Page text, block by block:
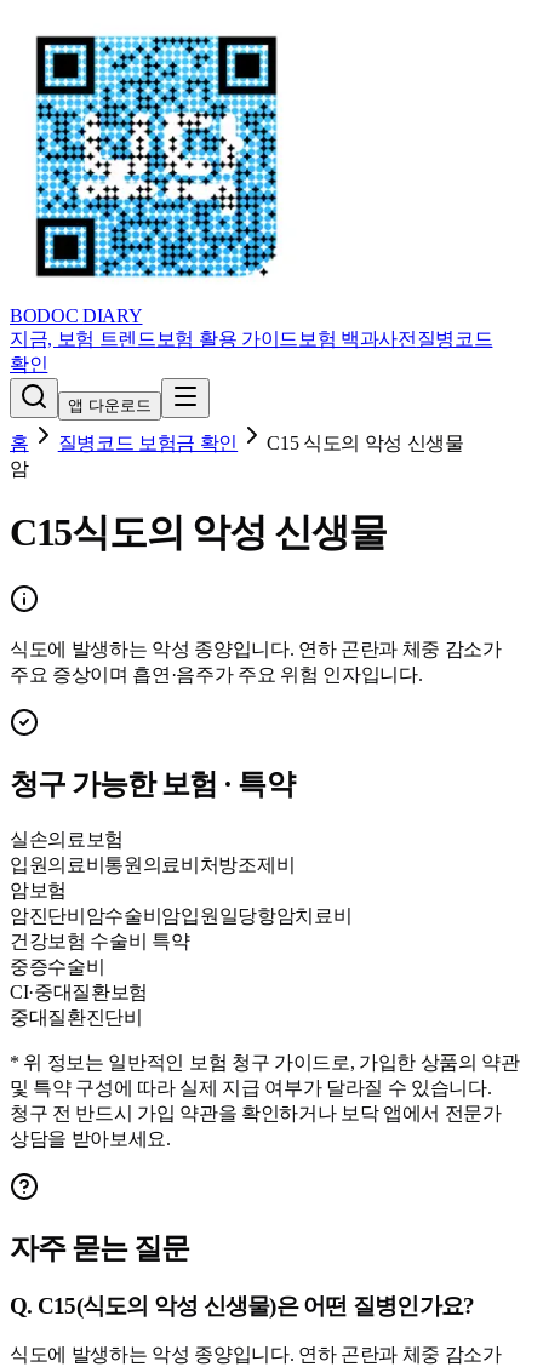
BODOCDIARY
지금, 보험 트렌드 보험 활용 가이드 보험 백과사전 질병코드
확인
앱 다운로드
홈 질병코드 보험금 확인 C15 식도의 악성 신생물
암
C15식도의 악성 신생물
식도에 발생하는 악성 종양입니다. 연하 곤란과 체중 감소가
주요 증상이며 흡연·음주가 주요 위험 인자입니다.
청구 가능한 보험 · 특약
실손의료보험
입원의료비 통원의료비 처방조제비
암보험
암진단비 암수술비 암입원일당항암치료비
건강보험 수술비 특약
중증수술비
CI·중대질환보험
중대질환진단비
* 위 정보는 일반적인 보험 청구 가이드로, 가입한 상품의 약관
및 특약 구성에 따라 실제 지급 여부가 달라질 수 있습니다.
청구 전 반드시 가입 약관을 확인하거나 보닥 앱에서 전문가
상담을 받아보세요.
자주 묻는 질문
Q. C15(식도의 악성 신생물)은 어떤 질병인가요?
식도에 발생하는 악성 종양입니다. 연하 곤란과 체중 감소가